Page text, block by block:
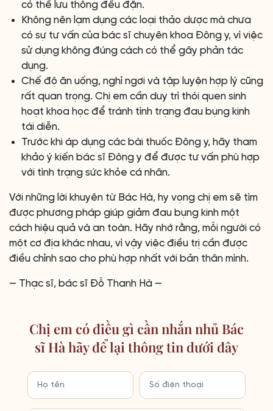
có thể lưu thông đều đặn.
Không nên lạm dụng các loại thảo dược mà chưa
có sự tư vấn của bác sĩ chuyên khoa Đông y, vì việc
sử dụng không đúng cách có thể gây phản tác
dụng.
Chế độ ăn uống, nghỉ ngơi và tập luyện hợp lý cũng
rất quan trọng. Chị em cần duy trì thói quen sinh
hoạt khoa học để tránh tình trạng đau bụng kinh
tái diễn.
Trước khi áp dụng các bài thuốc Đông y, hãy tham
khảo ý kiến bác sĩ Đông y để được tư vấn phù hợp
với tình trạng sức khỏe cá nhân.
Với những lời khuyên từ Bác Hà, hy vọng chị em sẽ tìm
được phương pháp giúp giảm đau bụng kinh một
cách hiệu quả và an toàn. Hãy nhớ rằng, mỗi người có
một cơ địa khác nhau, vì vậy việc điều trị cần được
điều chỉnh sao cho phù hợp nhất với bản thân mình.
— Thạc sĩ, bác sĩ Đỗ Thanh Hà —
Chị em có điều gì cần nhắn nhủ Bác
sĩ Hà hãy để lại thông tin dưới đây